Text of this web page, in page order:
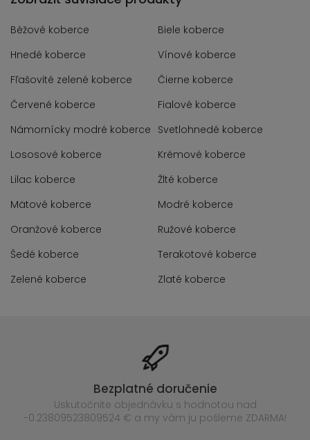
Béžové koberce
Biele koberce
Hnedé koberce
Vínové koberce
Fľašovité zelené koberce
Čierne koberce
Červené koberce
Fialové koberce
Námornícky modré koberce Svetlohnedé koberce
Lososové koberce
Krémové koberce
Lilac koberce
Žlté koberce
Mätové koberce
Modré koberce
Oranžové koberce
Ružové koberce
Šedé koberce
Terakotové koberce
Zelené koberce
Zlaté koberce
Bezplatné doručenie
Uskutočnite objednávku s hodnotou nad
-0.23809523809524 € a my vám ju pošleme ZDARMA!